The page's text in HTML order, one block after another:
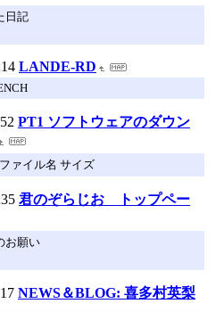
日記
LANDE-RD
PT1 ソフトウェアのダウン
ァイル名 サイズ
君のぞらじお トップペー
お願い
NEWS＆BLOG: 喜多村英梨